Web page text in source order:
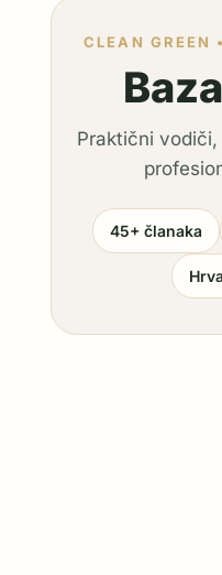
CLEAN GREEN
Praktični
45+ članaka